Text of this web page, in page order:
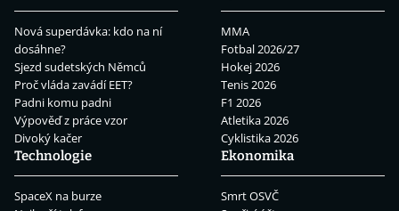
Nová superdávka: kdo na ní
dosáhne?
Sjezd sudetských Němců
Proč vláda zavádí EET?
Padni komu padni
Výpověď z práce vzor
Divoký kačer
MMA
Fotbal 2026/27
Hokej 2026
Tenis 2026
F1 2026
Atletika 2026
Cyklistika 2026
Technologie
SpaceX na burze
Ekonomika
Smrt OSVČ